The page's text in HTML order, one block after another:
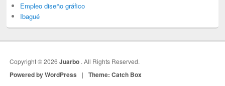
Empleo diseño gráfico
Ibagué
Copyright © 2026Juarbo . All Rights Reserved.
Powered by WordPress | Theme: Catch Box